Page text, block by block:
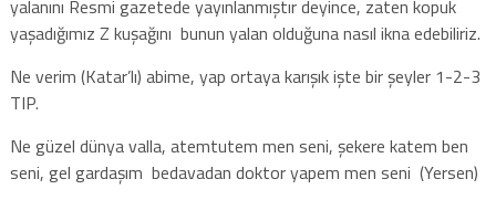
yalanını Resmi gazetede yayınlanmıştır deyince, zaten kopuk
yaşadığımız Z kuşağını bunun yalan olduğuna nasıl ikna edebiliriz.
Ne verim (Katar’lı) abime, yap ortaya karışık işte bir şeyler 1-2-3
TIP.
Ne güzel dünya valla, atemtutem men seni, şekere katem ben
seni, gel gardaşım bedavadan doktor yapem men seni (Yersen)